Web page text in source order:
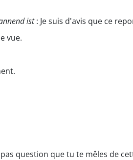
ist: Je suis d'avis que ce
vue.
question que tu te mêles de